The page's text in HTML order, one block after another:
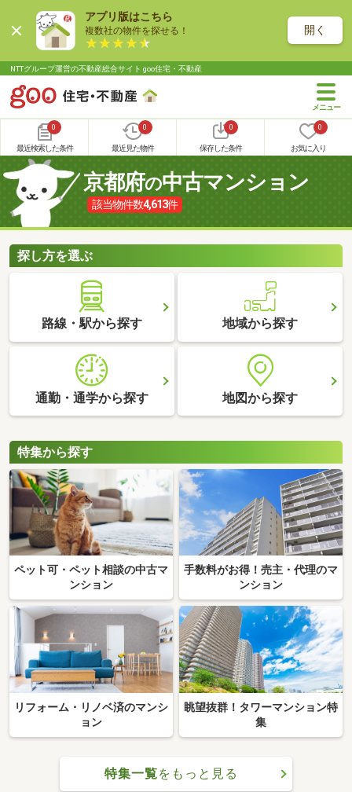
アプリ版はこちら
複数社の物件を探せる！ 開く
NTTグループ運営の不動産総合サイト goo住宅・不動産
0
最近検索した条件
0
最近見た物件
0
保存した条件
0
お気に入り
京都府の中古マンション
該当物件数4,613件
探し方を選ぶ
路線・駅から探す 地域から探す
通勤・通学から探す 地図から探す
特集から探す
ペット可・ペット相談の中古マ
ンション
手数料がお得！売主・代理のマ
ンション
リフォーム・リノベ済のマンシ
ョン
眺望抜群！タワーマンション特
集
特集一覧をもっと見る